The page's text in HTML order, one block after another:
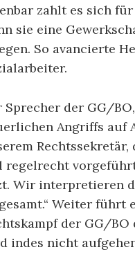
zahlt es sich
sie eine
So avancierte
Sprecher der GG/
Angriffs auf
regelrecht
Wir interpretieren
Weiter führt
der GG/
indes nicht